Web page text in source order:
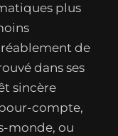
plus
de
dans ses
sincère
compte,
monde, ou